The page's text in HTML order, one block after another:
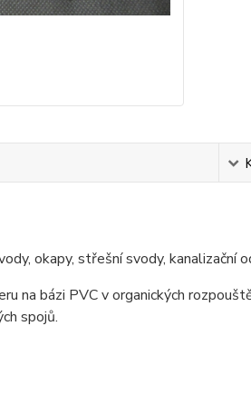
okapy, střešní svody, kanalizační
na bázi PVC v organických
spojů.